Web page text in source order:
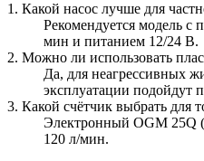
1. Какой насос лучше для
Рекомендуется модель с
мин и питанием 12/24 В.
2. Можно ли использовать
Да, для неагрессивных
эксплуатации подойдут
3. Какой счётчик выбрать для
Электронный OGM 25Q
120 л/мин.